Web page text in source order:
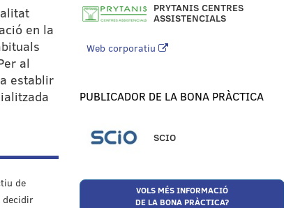
en la
al
establir
de
decidir
PRYTANIS CENTRES
ASSISTENCIALS
Web corporatiu
PUBLICADOR DE LA BONA PRÀCTICA
SCIO
VOLS MÉS INFORMACIÓ
DE LA BONA PRÀCTICA?